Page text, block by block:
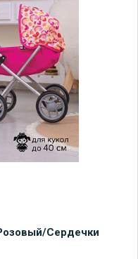
Сердечки